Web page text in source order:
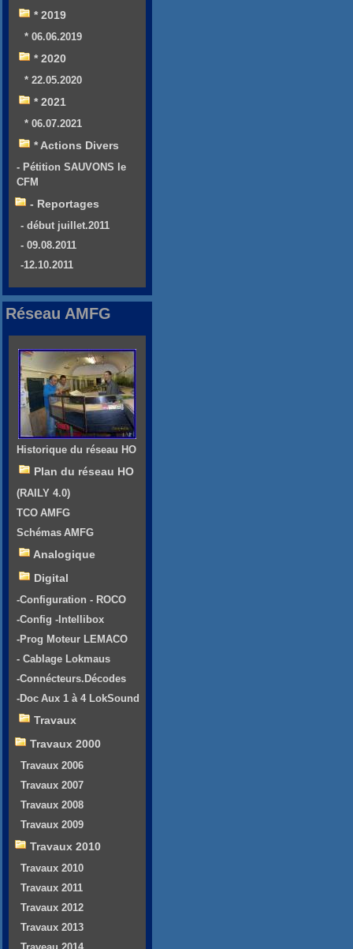
* 2019
* 06.06.2019
* 2020
* 22.05.2020
* 2021
* 06.07.2021
* Actions Divers
- Pétition SAUVONS le
CFM
- Reportages
- début juillet.2011
- 09.08.2011
-12.10.2011
Réseau AMFG
Historique du réseau HO
Plan du réseau HO
(RAILY 4.0)
TCO AMFG
Schémas AMFG
Analogique
Digital
-Configuration - ROCO
-Config -Intellibox
-Prog Moteur LEMACO
- Cablage Lokmaus
-Connécteurs.Décodes
-Doc Aux 1 à 4 LokSound
Travaux
Travaux 2000
Travaux 2006
Travaux 2007
Travaux 2008
Travaux 2009
Travaux 2010
Travaux 2010
Travaux 2011
Travaux 2012
Travaux 2013